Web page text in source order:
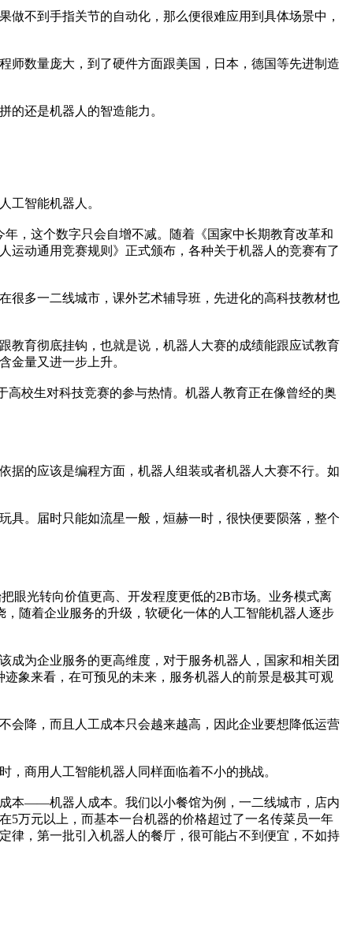
不到手指关节的自动化，那么便很难应用到具体场景中，
数量庞大，到了硬件方面跟美国，日本，德国等先进制造
还是机器人的智造能力。
智能机器人。
，这个数字只会自增不减。随着《国家中长期教育改革和
运动通用竞赛规则》正式颁布，各种关于机器人的竞赛有了
多一二线城市，课外艺术辅导班，先进化的高科技教材也
育彻底挂钩，也就是说，机器人大赛的成绩能跟应试教育
金量又进一步上升。
校生对科技竞赛的参与热情。机器人教育正在像曾经的奥
的应该是编程方面，机器人组装或者机器人大赛不行。如
。届时只能如流星一般，烜赫一时，很快便要陨落，整个
光转向价值更高、开发程度更低的2B市场。业务模式离
随着企业服务的升级，软硬化一体的人工智能机器人逐步
为企业服务的更高维度，对于服务机器人，国家和相关团
象来看，在可预见的未来，服务机器人的前景是极其可观
降，而且人工成本只会越来越高，因此企业要想降低运营
商用人工智能机器人同样面临着不小的挑战。
本——机器人成本。我们以小餐馆为例，一二线城市，店内
5万元以上，而基本一台机器的价格超过了一名传菜员一年
律，第一批引入机器人的餐厅，很可能占不到便宜，不如持